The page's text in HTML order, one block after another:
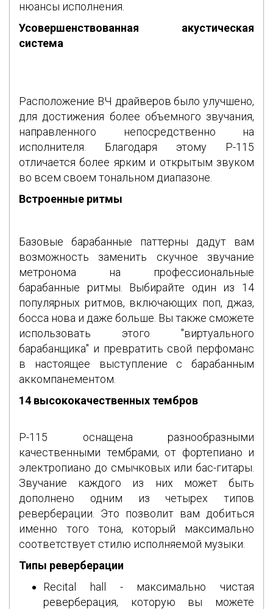
нюансы исполнения.
Усовершенствованная акустическая
система
Расположение ВЧ драйверов было улучшено,
для достижения более объемного звучания,
направленного непосредственно на
исполнителя. Благодаря этому P-115
отличается более ярким и открытым звуком
во всем своем тональном диапазоне.
Встроенные ритмы
Базовые барабанные паттерны дадут вам
возможность заменить скучное звучание
метронома на профессиональные
барабанные ритмы. Выбирайте один из 14
популярных ритмов, включающих поп, джаз,
босса нова и даже больше. Вы также сможете
использовать этого "виртуального
барабанщика" и превратить свой перфоманс
в настоящее выступление с барабанным
аккомпанементом.
14 высококачественных тембров
P-115 оснащена разнообразными
качественными тембрами, от фортепиано и
электропиано до смычковых или бас-гитары.
Звучание каждого из них может быть
дополнено одним из четырех типов
реверберации. Это позволит вам добиться
именно того тона, который максимально
соответствует стилю исполняемой музыки.
Типы реверберации
Recital hall - максимально чистая
реверберация, которую вы можете